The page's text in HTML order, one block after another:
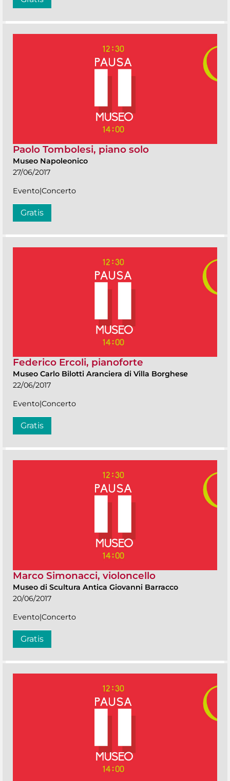
Paolo Tombolesi, piano solo
Museo Napoleonico
27/06/2017
Evento|Concerto
Gratis
Federico Ercoli, pianoforte
Museo Carlo Bilotti Aranciera di Villa Borghese
22/06/2017
Evento|Concerto
Gratis
Marco Simonacci, violoncello
Museo di Scultura Antica Giovanni Barracco
20/06/2017
Evento|Concerto
Gratis